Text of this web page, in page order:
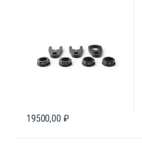
19500,00 ₽